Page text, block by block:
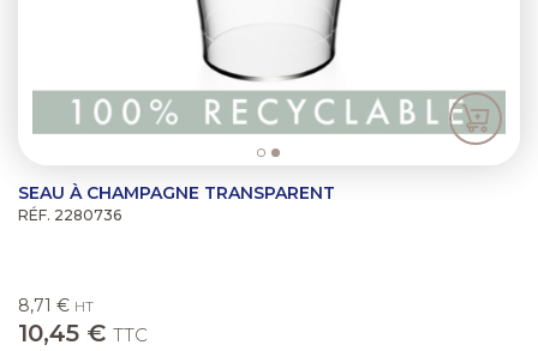
SEAU À CHAMPAGNE TRANSPARENT
RÉF. 2280736
8,71 € HT
10,45 € TTC